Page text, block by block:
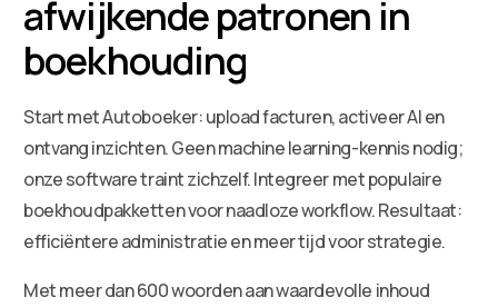
afwijkende patronen in
boekhouding
Start met Autoboeker: upload facturen, activeer AI en
ontvang inzichten. Geen machine learning-kennis nodig;
onze software traint zichzelf. Integreer met populaire
boekhoudpakketten voor naadloze workflow. Resultaat:
efficiëntere administratie en meer tijd voor strategie.
Met meer dan 600 woorden aan waardevolle inhoud